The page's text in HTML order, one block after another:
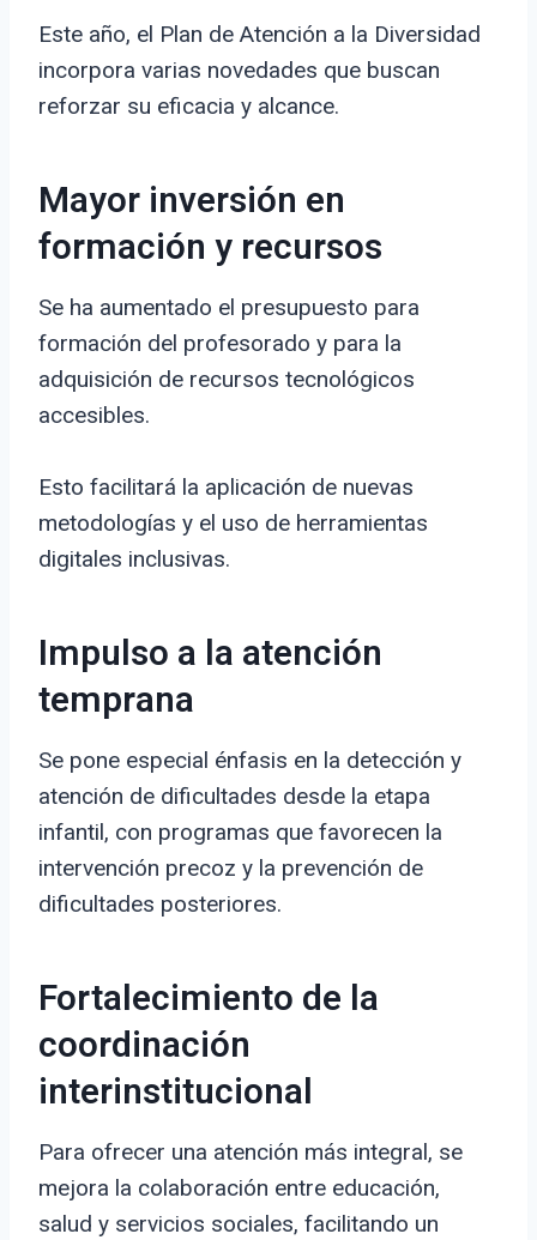
Este año, el Plan de Atención a la Diversidad
incorpora varias novedades que buscan
reforzar su eficacia y alcance.
Mayor inversión en
formación y recursos
Se ha aumentado el presupuesto para
formación del profesorado y para la
adquisición de recursos tecnológicos
accesibles.
Esto facilitará la aplicación de nuevas
metodologías y el uso de herramientas
digitales inclusivas.
Impulso a la atención
temprana
Se pone especial énfasis en la detección y
atención de dificultades desde la etapa
infantil, con programas que favorecen la
intervención precoz y la prevención de
dificultades posteriores.
Fortalecimiento de la
coordinación
interinstitucional
Para ofrecer una atención más integral, se
mejora la colaboración entre educación,
salud y servicios sociales, facilitando un